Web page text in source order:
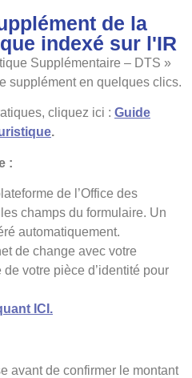
de la
indexé sur l'IR
Supplémentaire – DTS »
supplément en quelques clics.
cliquez ici : Guide
.
:
de l’Office des
champs du formulaire. Un
automatiquement.
de change avec votre
votre pièce d’identité pour
ICI.
avant de confirmer le montant